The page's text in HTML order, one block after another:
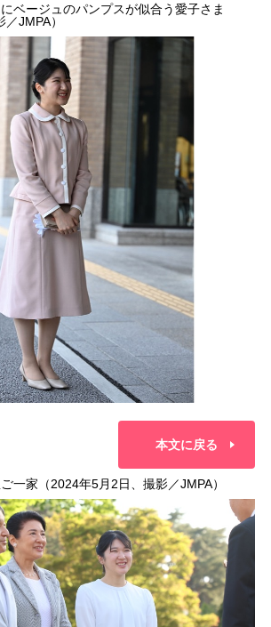
ベージュのパンプスが似合う愛子さま
JMPA）
本文に戻る
一家（2024年5月2日、撮影／JMPA）